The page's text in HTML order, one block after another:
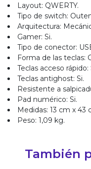
Layout: QWERTY.
Tipo de switch:
Arquitectura:
Gamer: Si.
Tipo de conector:
Forma de las teclas:
Teclas acceso rápido:
Teclas antighost: Si.
Resistente a
Pad numérico: Si.
Medidas: 13 cm x 43
Peso: 1,09 kg.
También